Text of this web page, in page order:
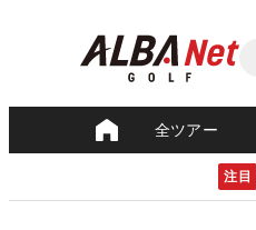
全ツアー
注目